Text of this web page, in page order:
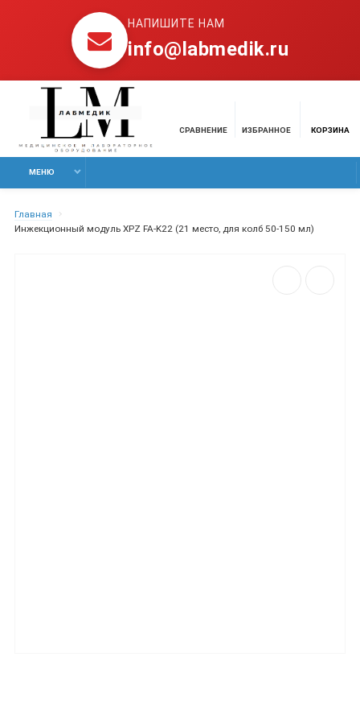
НАПИШИТЕ НАМ
info@labmedik.ru
СРАВНЕНИЕ ИЗБРАННОЕ КОРЗИНА
МЕНЮ
Главная
Инжекционный модуль XPZ FA-K22 (21 место, для колб 50-150 мл)